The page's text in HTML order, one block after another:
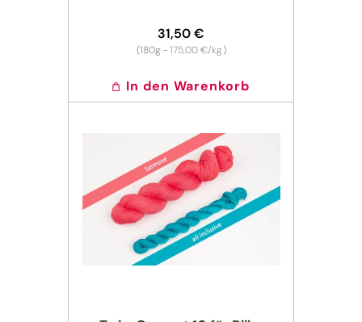
Normaler
Preis
31,50 €
(180g -Grundpreis
175,00 €/kg)
In den Warenkorb